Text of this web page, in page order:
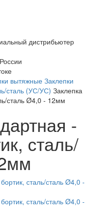
дистрибьютер
вытяжныеЗаклепки
сталь (УС/УС) Заклепка
сталь Ø4,0 - 12мм
-
сталь/